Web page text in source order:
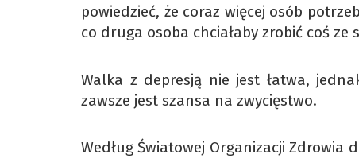
powiedzieć, że coraz więcej osób
co druga osoba chciałaby zrobić coś ze
Walka z depresją nie jest łatwa,
zawsze jest szansa na zwycięstwo.
Według Światowej Organizacji